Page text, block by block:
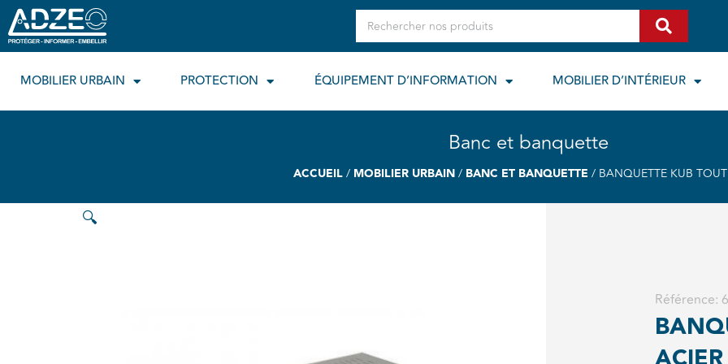
Aller
au
contenu
Rechercher
MOBILIER URBAIN PROTECTION ÉQUIPEMENT D’INFORMATION MOBILIER D’INTÉRIEUR
Banc et banquette
ACCUEIL/ MOBILIER URBAIN/ BANC ET BANQUETTE / BANQUETTE KUB
🔍
Référence: